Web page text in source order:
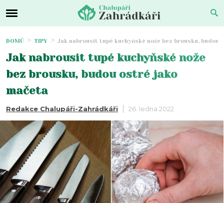
DOMŮ TIPY Jak nabrousit tupé kuchyňské nože bez brousku, budou
Jak nabrousit tupé kuchyňské nože
bez brousku, budou ostré jako
mačeta
Redakce Chalupáři-Zahrádkáři 26. ledna 2022